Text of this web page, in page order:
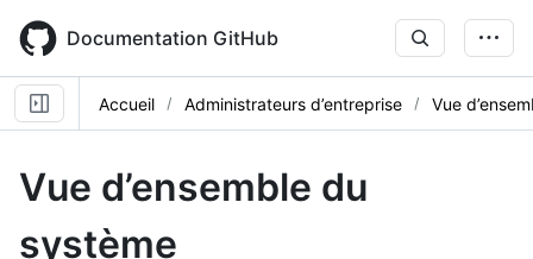
main
content
Documentation GitHub
Accueil Administrateurs d’entreprise Vue
Vue d’ensemble du
système